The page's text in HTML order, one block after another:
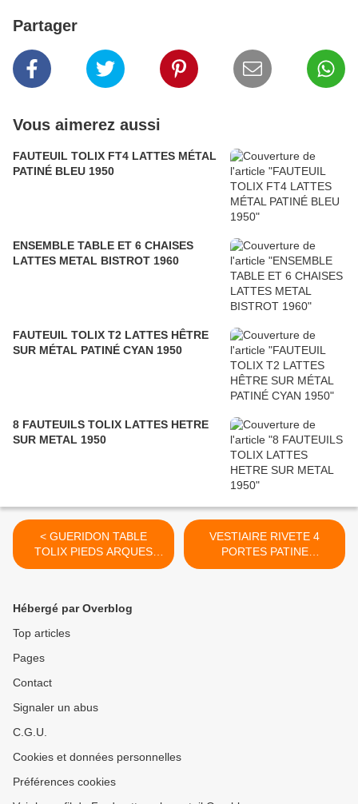
Partager
Vous aimerez aussi
FAUTEUIL TOLIX FT4 LATTES MÉTAL
PATINÉ BLEU 1950
ENSEMBLE TABLE ET 6 CHAISES
LATTES METAL BISTROT 1960
FAUTEUIL TOLIX T2 LATTES HÊTRE
SUR MÉTAL PATINÉ CYAN 1950
8 FAUTEUILS TOLIX LATTES HETRE
SUR METAL 1950
< GUERIDON TABLE
TOLIX PIEDS ARQUES
TUBE BROSSE 1950
VESTIAIRE RIVETE 4
PORTES PATINE
ANIS/ROUILLE VERS 1920
Hébergé par Overblog
Top articles
Pages
Contact
Signaler un abus
C.G.U.
Cookies et données personnelles
Préférences cookies